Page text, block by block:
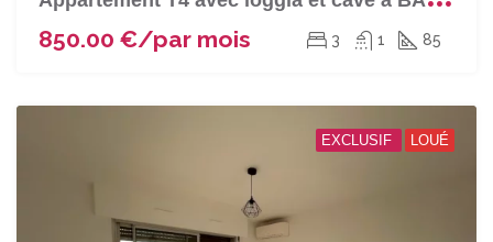
850.00 €/par mois 3 1 85
EXCLUSIF LOUÉ